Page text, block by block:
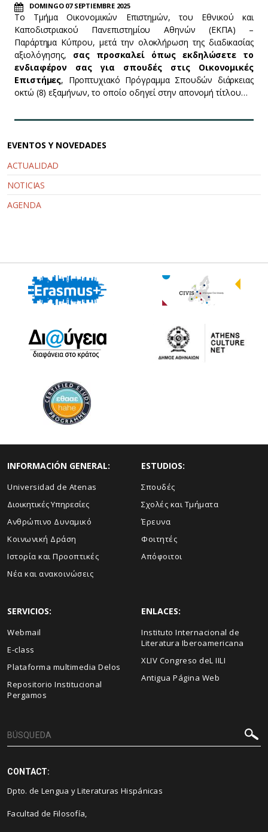
DOMINGO 07 SEPTIEMBRE 2025
Το Τμήμα Οικονομικών Επιστημών, του Εθνικού και
Καποδιστριακού Πανεπιστημίου Αθηνών (ΕΚΠΑ) –
Παράρτημα Κύπρου, μετά την ολοκλήρωση της διαδικασίας
αξιολόγησης, σας προσκαλεί όπως εκδηλώσετε το
ενδιαφέρον σας για σπουδές στις Οικονομικές
Επιστήμες, Προπτυχιακό Πρόγραμμα Σπουδών διάρκειας
οκτώ (8) εξαμήνων, το οποίο οδηγεί στην απονομή τίτλου…
EVENTOS Y NOVEDADES
ACTUALIDAD
NOTICIAS
AGENDA
INFORMACIÓN GENERAL:
Universidad de Atenas
Διοικητικές Υπηρεσίες
Ανθρώπινο Δυναμικό
Κοινωνική Δράση
Ιστορία και Προοπτικές
Νέα και ανακοινώσεις
ESTUDIOS:
Σπουδές
Σχολές και Τμήματα
Έρευνα
Φοιτητές
Απόφοιτοι
SERVICIOS:
Webmail
E-class
Plataforma multimedia Delos
Repositorio Institucional
Pergamos
ENLACES:
Instituto Internacional de
Literatura Iberoamericana
XLIV Congreso deL IILI
Antigua Página Web
CONTACT:
Dpto. de Lengua y Literaturas Hispánicas
Facultad de Filosofía,